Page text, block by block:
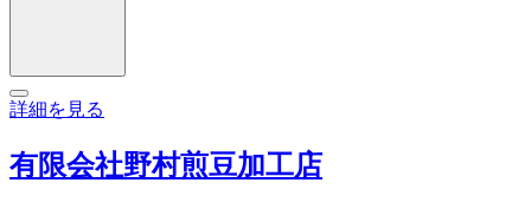
詳細を見る
有限会社野村煎豆加工店